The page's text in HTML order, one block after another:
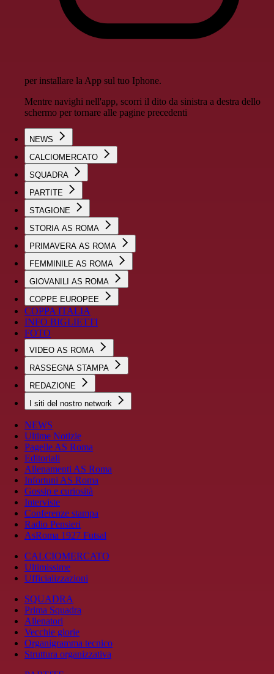
per installare la App sul tuo Iphone.
Mentre navighi nell'app, scorri il dito da sinistra a destra dello
schermo per tornare alle pagine precedenti
NEWS
CALCIOMERCATO
SQUADRA
PARTITE
STAGIONE
STORIA AS ROMA
PRIMAVERA AS ROMA
FEMMINILE AS ROMA
GIOVANILI AS ROMA
COPPE EUROPEE
COPPA ITALIA
INFO BIGLIETTI
FOTO
VIDEO AS ROMA
RASSEGNA STAMPA
REDAZIONE
I siti del nostro network
NEWS
Ultime Notizie
Pagelle AS Roma
Editoriali
Allenamenti AS Roma
Infortuni AS Roma
Gossip e curiosità
Interviste
Conferenze stampa
Radio Pensieri
AsRoma 1927 Futsal
CALCIOMERCATO
Ultimissime
Ufficializzazioni
SQUADRA
Prima Squadra
Allenatori
Vecchie glorie
Organigramma tecnico
Struttura organizzativa